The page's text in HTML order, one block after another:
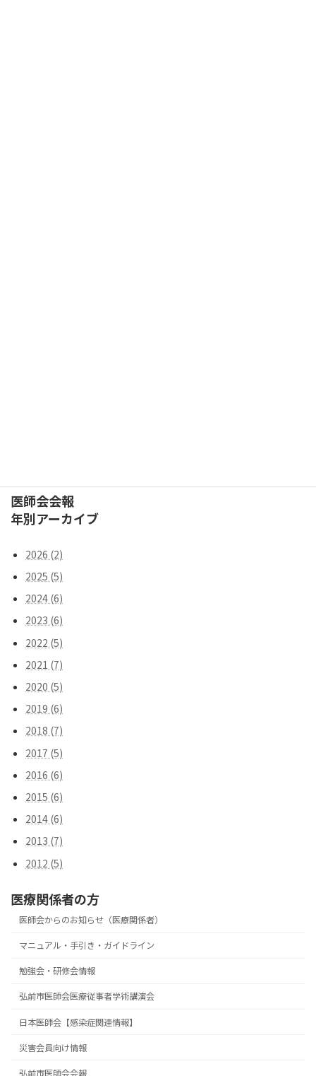
医師会会報
年別アーカイブ
2026 (2)
2025 (5)
2024 (6)
2023 (6)
2022 (5)
2021 (7)
2020 (5)
2019 (6)
2018 (7)
2017 (5)
2016 (6)
2015 (6)
2014 (6)
2013 (7)
2012 (5)
医療関係者の方
医師会からのお知らせ（医療関係者）
マニュアル・手引き・ガイドライン
勉強会・研修会情報
弘前市医師会医療従事者学術講演会
日本医師会【感染症関連情報】
災害会員向け情報
弘前市医師会会報